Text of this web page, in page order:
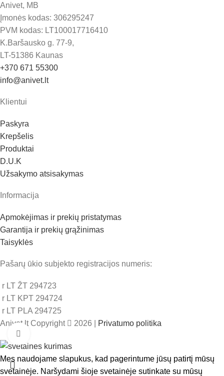
Anivet, MB
Įmonės kodas: 306295247
PVM kodas: LT100017716410
K.Baršausko g. 77-9,
LT-51386 Kaunas
+370 671 55300
info@anivet.lt
Klientui
Paskyra
Krepšelis
Produktai
D.U.K
Užsakymo atsisakymas
Informacija
Apmokėjimas ir prekių pristatymas
Garantija ir prekių grąžinimas
Taisyklės
Pašarų ūkio subjekto registracijos numeris:
r LT ŽT 294723
r LT KPT 294724
r LT PLA 294725
Anivet.lt Copyright
2026 | Privatumo politika
Mes naudojame slapukus, kad pagerintume jūsų patirtį mūsų
svetainėje. Naršydami šioje svetainėje sutinkate su mūsų